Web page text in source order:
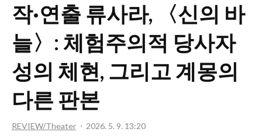
작·연출 류사라, 〈신의 바
늘〉: 체험주의적 당사자
성의 체현, 그리고 계몽의
다른 판본
REVIEW/Theater 2026. 5. 9. 13:20